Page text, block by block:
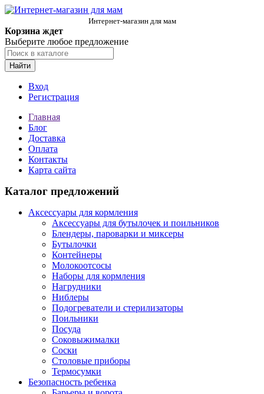
Интернет-магазин для мам
Корзина ждет
Выберите любое предложение
Найти
Вход
Регистрация
Главная
Блог
Доставка
Оплата
Контакты
Карта сайта
Каталог предложений
Аксессуары для кормления
Аксессуары для бутылочек и поильников
Блендеры, пароварки и миксеры
Бутылочки
Контейнеры
Молокоотсосы
Наборы для кормления
Нагрудники
Ниблеры
Подогреватели и стерилизаторы
Поильники
Посуда
Соковыжималки
Соски
Столовые приборы
Термосумки
Безопасность ребенка